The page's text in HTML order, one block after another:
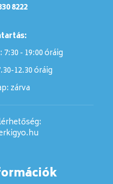
8222
- 19:00 óráig
12.30 óráig
zárva